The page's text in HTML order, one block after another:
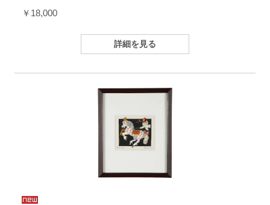
￥18,000
詳細を見る